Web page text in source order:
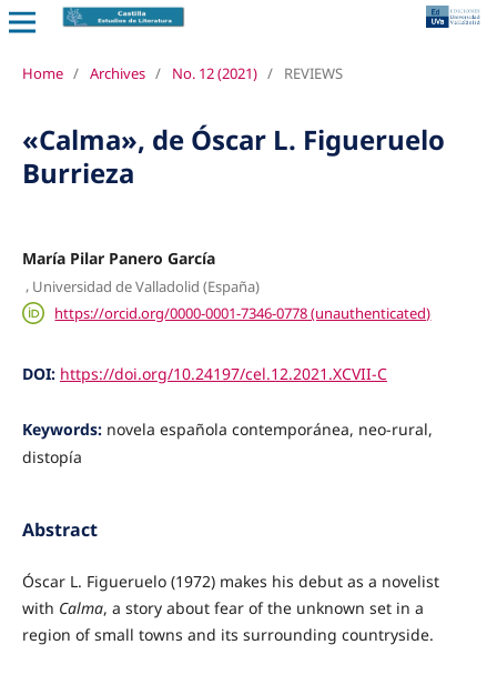
Home / Archives / No. 12 (2021) / REVIEWS
«Calma», de Óscar L. Figueruelo
Burrieza
María Pilar Panero García
, Universidad de Valladolid (España)
https://orcid.org/0000-0001-7346-0778 (unauthenticated)
DOI: https://doi.org/10.24197/cel.12.2021.XCVII-C
Keywords: novela española contemporánea, neo-rural,
distopía
Abstract
Óscar L. Figueruelo (1972) makes his debut as a novelist
with Calma, a story about fear of the unknown set in a
region of small towns and its surrounding countryside.